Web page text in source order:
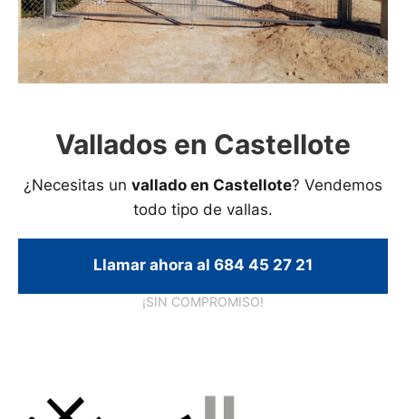
Vallados en Castellote
¿Necesitas un vallado en Castellote? Vendemos
todo tipo de vallas.
Llamar ahora al 684 45 27 21
¡SIN COMPROMISO!